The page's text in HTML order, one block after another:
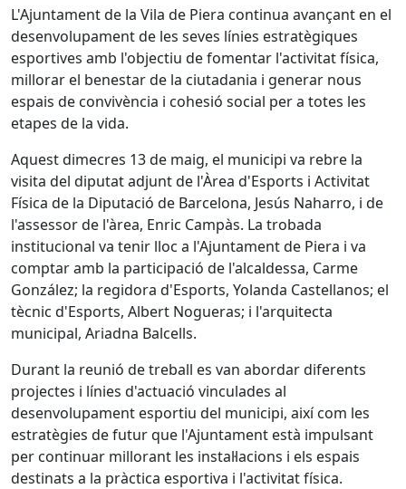
L'Ajuntament de la Vila de Piera continua avançant en el
desenvolupament de les seves línies estratègiques
esportives amb l'objectiu de fomentar l'activitat física,
millorar el benestar de la ciutadania i generar nous
espais de convivència i cohesió social per a totes les
etapes de la vida.
Aquest dimecres 13 de maig, el municipi va rebre la
visita del diputat adjunt de l'Àrea d'Esports i Activitat
Física de la Diputació de Barcelona, Jesús Naharro, i de
l'assessor de l'àrea, Enric Campàs. La trobada
institucional va tenir lloc a l'Ajuntament de Piera i va
comptar amb la participació de l'alcaldessa, Carme
González; la regidora d'Esports, Yolanda Castellanos; el
tècnic d'Esports, Albert Nogueras; i l'arquitecta
municipal, Ariadna Balcells.
Durant la reunió de treball es van abordar diferents
projectes i línies d'actuació vinculades al
desenvolupament esportiu del municipi, així com les
estratègies de futur que l'Ajuntament està impulsant
per continuar millorant les instal·lacions i els espais
destinats a la pràctica esportiva i l'activitat física.